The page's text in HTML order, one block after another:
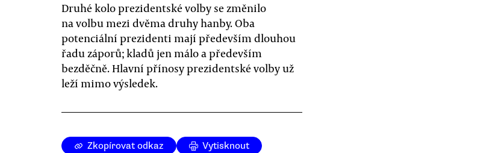
Druhé kolo prezidentské volby se změnilo
na volbu mezi dvěma druhy hanby. Oba
potenciální prezidenti mají především dlouhou
řadu záporů; kladů jen málo a především
bezděčně. Hlavní přínosy prezidentské volby už
leží mimo výsledek.
Zkopírovat odkaz Vytisknout